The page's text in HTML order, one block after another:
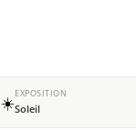
☀️EXPOSITION
Soleil